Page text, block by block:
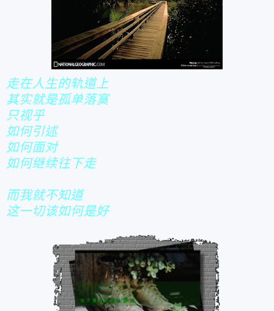
走在人生的轨道上
其实就是孤单落寞
只视乎
如何引述
如何面对
如何继续往下走
而我就不知道
这一切该如何是好